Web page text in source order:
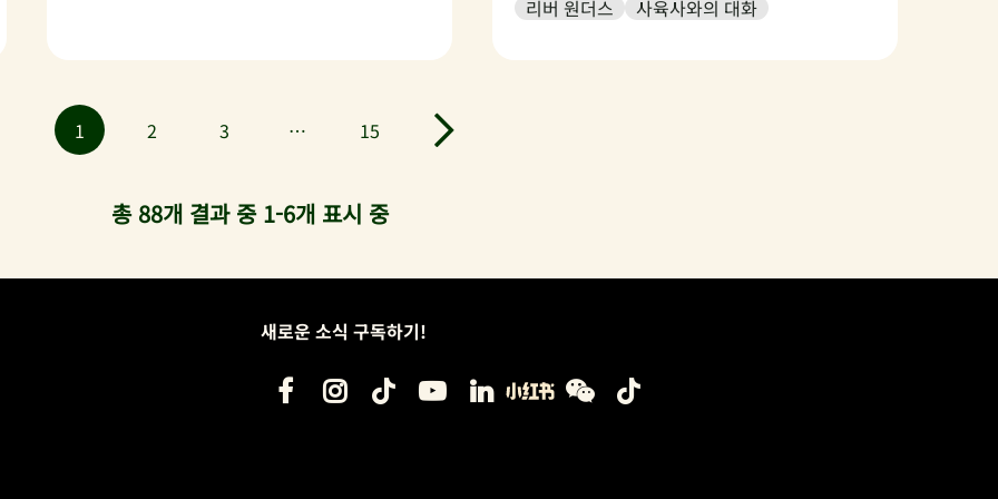
리버 원더스 사육사와의 대화
1 2 3 … 15
총 88개 결과 중 1-6개 표시 중
새로운 소식 구독하기!